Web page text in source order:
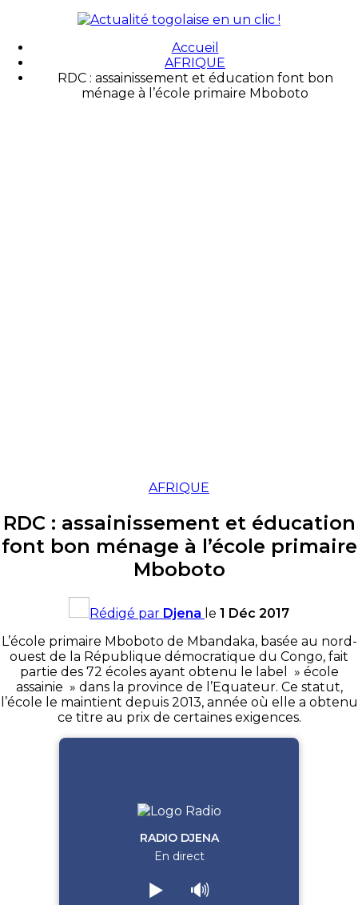
Accueil
AFRIQUE
RDC : assainissement et éducation font bon
ménage à l’école primaire Mboboto
AFRIQUE
RDC : assainissement et éducation
font bon ménage à l’école primaire
Mboboto
Rédigé par Djena le 1 Déc 2017
L’école primaire Mboboto de Mbandaka, basée au nord-
ouest de la République démocratique du Congo, fait
partie des 72 écoles ayant obtenu le label » école
assainie » dans la province de l’Equateur. Ce statut,
l’école le maintient depuis 2013, année où elle a obtenu
ce titre au prix de certaines exigences.
RADIO DJENA
En direct
▶️ 🔊